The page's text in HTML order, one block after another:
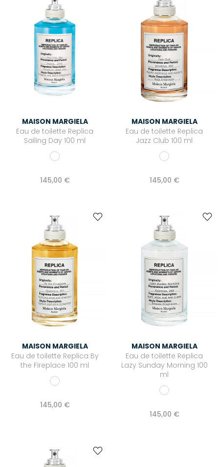
MAISON MARGIELA
Eau de toilette Replica
Sailing Day 100 ml
145,00 €
MAISON MARGIELA
Eau de toilette Replica
Jazz Club 100 ml
145,00 €
MAISON MARGIELA
Eau de toilette Replica By
the Fireplace 100 ml
145,00 €
MAISON MARGIELA
Eau de toilette Replica
Lazy Sunday Morning 100
ml
145,00 €